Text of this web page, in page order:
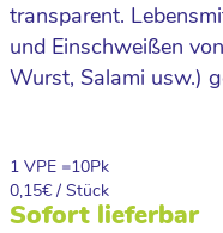
transparent.
und Einschweißen
Wurst, Salami usw.)
1 VPE =10Pk
0,15€ / Stück
Sofort lieferbar